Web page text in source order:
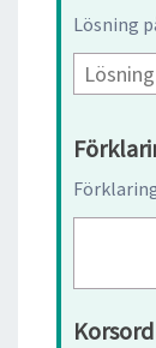
Lösning
Korsord